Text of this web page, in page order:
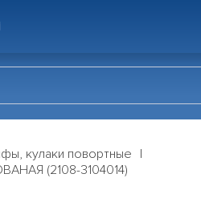
кулаки повортные
(2108-3104014)